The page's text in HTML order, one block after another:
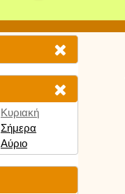
Κυριακή
Σήμερα
Αύριο